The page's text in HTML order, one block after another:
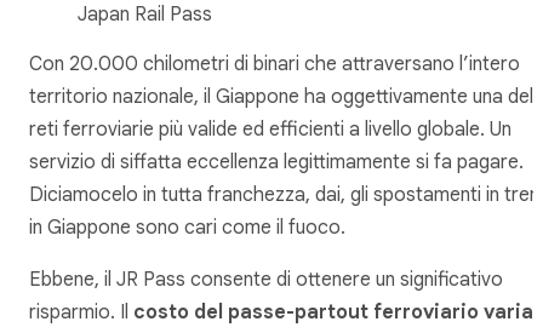
Japan Rail Pass
Con 20.000 chilometri di binari che attraversano l’intero
territorio nazionale, il Giappone ha oggettivamente una
reti ferroviarie più valide ed efficienti a livello globale. Un
servizio di siffatta eccellenza legittimamente si fa pagare.
Diciamocelo in tutta franchezza, dai, gli spostamenti in
in Giappone sono cari come il fuoco.
Ebbene, il JR Pass consente di ottenere un significativo
risparmio. Il costo del passe-partout ferroviario varia